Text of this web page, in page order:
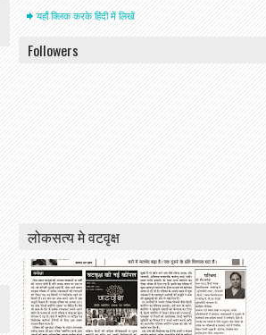
यहाँ क्लिक करके हिंदी में लिखें
Followers
लोकसत्य मे वटवृक्ष